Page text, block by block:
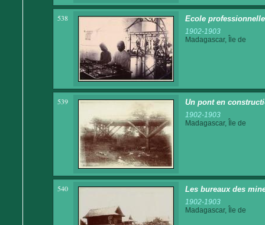
538 Ecole
1902-1903
Madagascar, Île de
539 Un pont en
1902-1903
Madagascar, Île de
540 Les bureaux des
1902-1903
Madagascar, Île de